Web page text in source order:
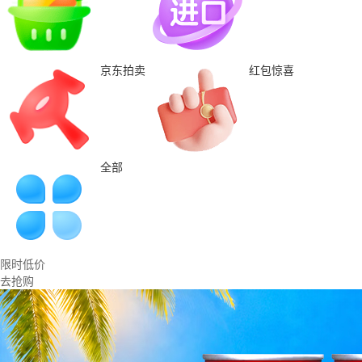
京东拍卖 红包惊喜
全部
限时低价
去抢购